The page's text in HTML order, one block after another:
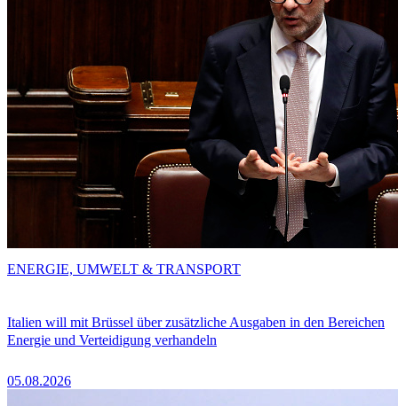
Italien will mit Brüssel über zusätzliche Ausgaben in den Bereichen
Energie und Verteidigung verhandeln
05.08.2026
ENERGIE, UMWELT & TRANSPORT